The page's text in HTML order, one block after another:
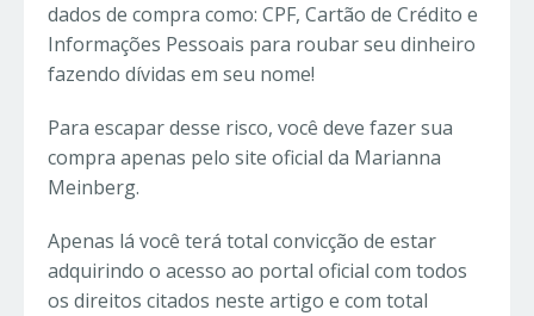
dados de compra como: CPF, Cartão de Crédito e
Informações Pessoais para roubar seu dinheiro
fazendo dívidas em seu nome!
Para escapar desse risco, você deve fazer sua
compra apenas pelo site oficial da Marianna
Meinberg.
Apenas lá você terá total convicção de estar
adquirindo o acesso ao portal oficial com todos
os direitos citados neste artigo e com total